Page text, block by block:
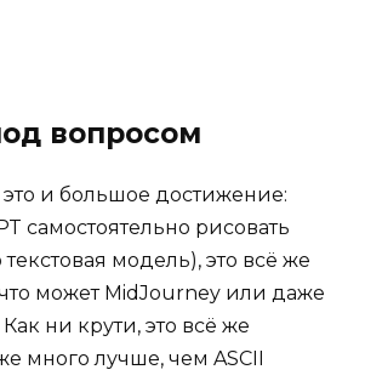
вопросом
это и большое достижение:
самостоятельно рисовать
текстовая модель), это всё же
что может MidJourney или даже
ни крути, это всё же
много лучше, чем ASCII